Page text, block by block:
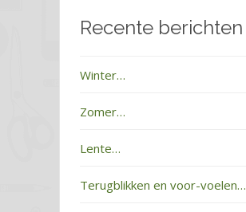
Recente berichten
Winter…
Zomer…
Lente…
Terugblikken en voor-voelen…